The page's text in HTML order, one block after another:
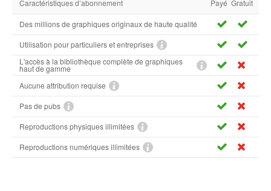
Caractéristiques d’abonnement Payé Gratuit
Des millions de graphiques originaux de haute qualité
Utilisation pour particuliers et entreprises
L'accès à la bibliothèque complète de graphiques
haut de gamme
Aucune attribution requise
Pas de pubs
Reproductions physiques illimitées
Reproductions numériques illimitées